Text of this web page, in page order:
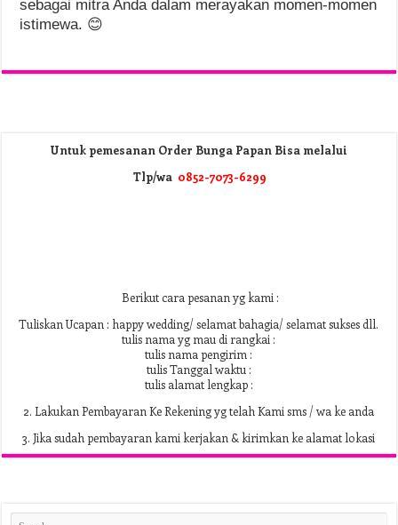
sebagai mitra Anda dalam merayakan momen-momen
istimewa. 😊
Untuk pemesanan Order Bunga Papan Bisa melalui
Tlp/wa 0852-7073-6299
Berikut cara pesanan yg kami :
Tuliskan Ucapan : happy wedding/ selamat bahagia/ selamat sukses dll.
tulis nama yg mau di rangkai :
tulis nama pengirim :
tulis Tanggal waktu :
tulis alamat lengkap :
2. Lakukan Pembayaran Ke Rekening yg telah Kami sms / wa ke anda
3. Jika sudah pembayaran kami kerjakan & kirimkan ke alamat lokasi